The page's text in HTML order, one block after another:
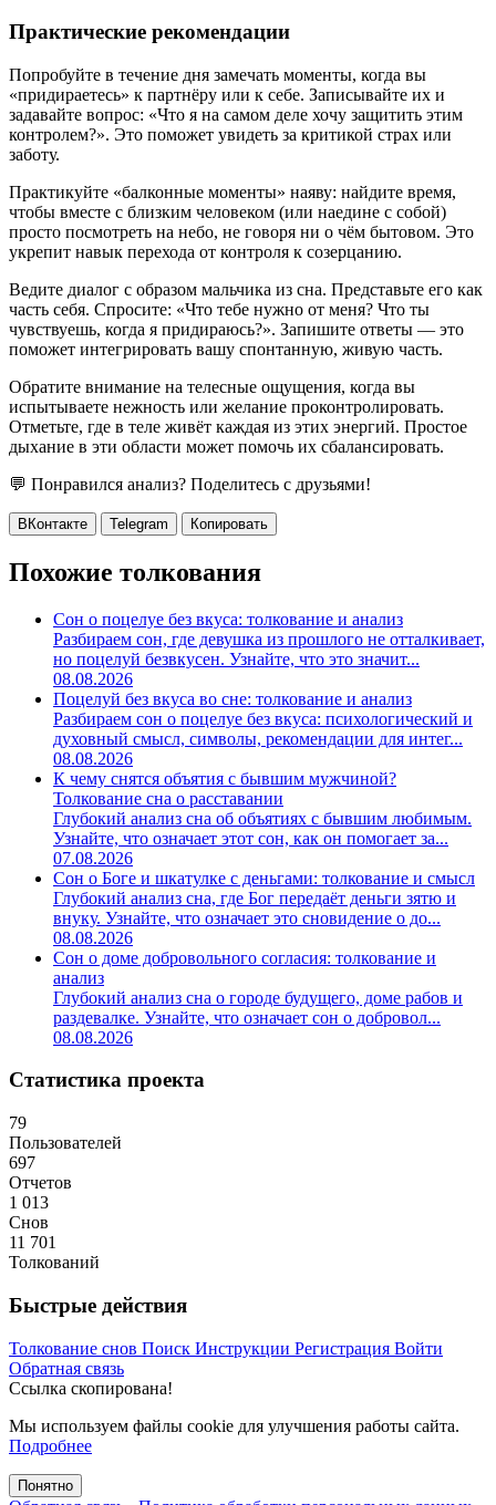
Практические рекомендации
Попробуйте в течение дня замечать моменты, когда вы
«придираетесь» к партнёру или к себе. Записывайте их и
задавайте вопрос: «Что я на самом деле хочу защитить этим
контролем?». Это поможет увидеть за критикой страх или
заботу.
Практикуйте «балконные моменты» наяву: найдите время,
чтобы вместе с близким человеком (или наедине с собой)
просто посмотреть на небо, не говоря ни о чём бытовом. Это
укрепит навык перехода от контроля к созерцанию.
Ведите диалог с образом мальчика из сна. Представьте его как
часть себя. Спросите: «Что тебе нужно от меня? Что ты
чувствуешь, когда я придираюсь?». Запишите ответы — это
поможет интегрировать вашу спонтанную, живую часть.
Обратите внимание на телесные ощущения, когда вы
испытываете нежность или желание проконтролировать.
Отметьте, где в теле живёт каждая из этих энергий. Простое
дыхание в эти области может помочь их сбалансировать.
💬 Понравился анализ? Поделитесь с друзьями!
ВКонтакте Telegram Копировать
Похожие толкования
Сон о поцелуе без вкуса: толкование и анализ
Разбираем сон, где девушка из прошлого не отталкивает,
но поцелуй безвкусен. Узнайте, что это значит...
08.08.2026
Поцелуй без вкуса во сне: толкование и анализ
Разбираем сон о поцелуе без вкуса: психологический и
духовный смысл, символы, рекомендации для интег...
08.08.2026
К чему снятся объятия с бывшим мужчиной?
Толкование сна о расставании
Глубокий анализ сна об объятиях с бывшим любимым.
Узнайте, что означает этот сон, как он помогает за...
07.08.2026
Сон о Боге и шкатулке с деньгами: толкование и смысл
Глубокий анализ сна, где Бог передаёт деньги зятю и
внуку. Узнайте, что означает это сновидение о до...
08.08.2026
Сон о доме добровольного согласия: толкование и
анализ
Глубокий анализ сна о городе будущего, доме рабов и
раздевалке. Узнайте, что означает сон о добровол...
08.08.2026
Статистика проекта
79
Пользователей
697
Отчетов
1 013
Снов
11 701
Толкований
Быстрые действия
Толкование снов Поиск Инструкции Регистрация Войти
Обратная связь
Ссылка скопирована!
Мы используем файлы cookie для улучшения работы сайта.
Подробнее
Понятно